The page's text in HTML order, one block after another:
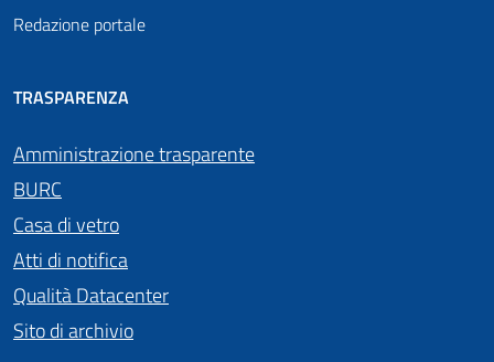
Redazione portale
TRASPARENZA
Amministrazione trasparente
BURC
Casa di vetro
Atti di notifica
Qualità Datacenter
Sito di archivio